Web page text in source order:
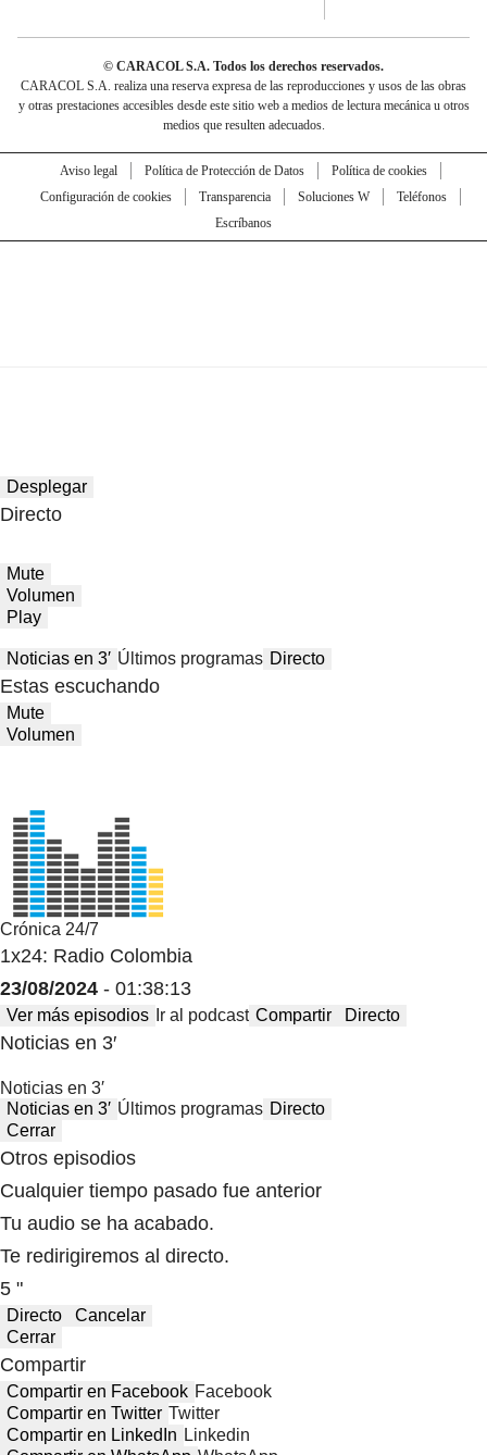
© CARACOL S.A. Todos los derechos reservados.
CARACOL S.A. realiza una reserva expresa de las reproducciones y usos de las obras
y otras prestaciones accesibles desde este sitio web a medios de lectura mecánica u otros
medios que resulten adecuados.
Aviso legal Política de Protección de Datos
Política de cookies
Configuración de cookies
Transparencia Soluciones W
Teléfonos
Escríbanos
Desplegar
Directo
Mute
Volumen
Play
Noticias en 3′ Últimos programas Directo
Estas escuchando
Mute
Volumen
Crónica 24/7
1x24: Radio Colombia
23/08/2024 - 01:38:13
Ver más episodios Ir al podcast Compartir Directo
Noticias en 3′
Noticias en 3′
Noticias en 3′ Últimos programas Directo
Cerrar
Otros episodios
Cualquier tiempo pasado fue anterior
Tu audio se ha acabado.
Te redirigiremos al directo.
5 "
Directo
Cancelar
Cerrar
Compartir
Compartir en Facebook Facebook
Compartir en Twitter Twitter
Compartir en LinkedIn Linkedin